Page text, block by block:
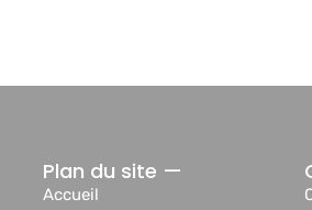
Plan du site —
Accueil